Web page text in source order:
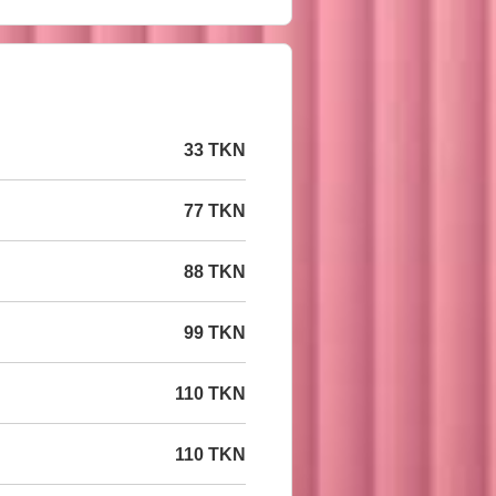
33 TKN
77 TKN
88 TKN
99 TKN
110 TKN
110 TKN